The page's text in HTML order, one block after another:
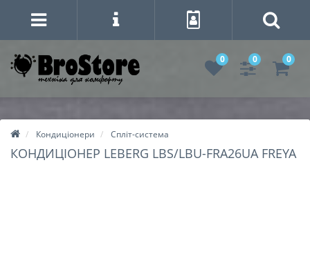
0 0 0
Кондиціонери Спліт-система
КОНДИЦІОНЕР LEBERG LBS/LBU-FRA26UA FREYA